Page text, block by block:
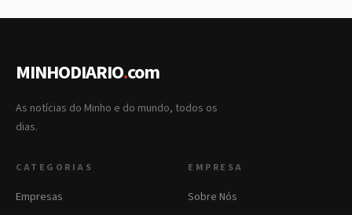
MINHODIARIO.com
As notícias do Minho e do mundo, todos os
dias.
CATEGORIAS
Empresas
EMPRESA
Sobre Nós